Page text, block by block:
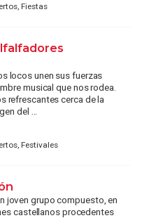
Fiestas
locos unen sus fuerzas
musical que nos rodea.
refrescantes cerca de la
del ...
Festivales
joven grupo compuesto, en
castellanos procedentes